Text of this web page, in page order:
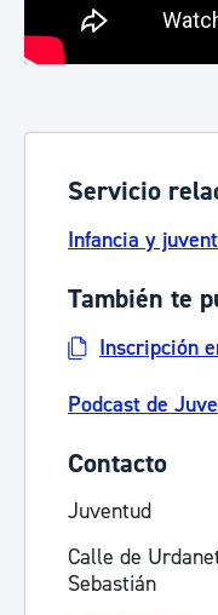
Servicio
Infancia y
También te
Inscripción
Podcast de
Contacto
Juventud
Calle de
Sebastián